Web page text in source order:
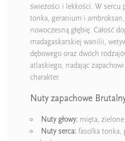
świeżości i lekkości. W sercu
tonka, geranium i ambroksan,
nowoczesną głębię. Całość
madagaskarskiej wanilii,
dębowego oraz dwóch
atlaskiego, nadając
charakter.
Nuty zapachowe
Nuty głowy: mięta, zielone
Nuty serca: fasolka tonka,